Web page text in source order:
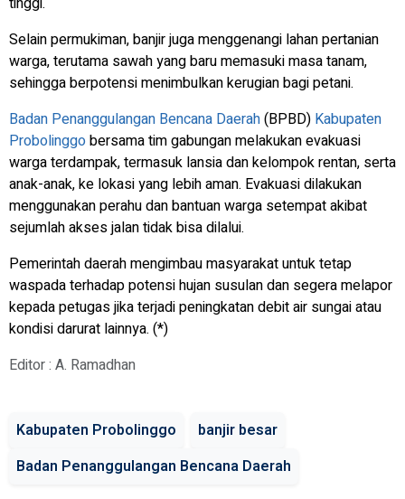
Selain permukiman, banjir juga menggenangi lahan pertanian
warga, terutama sawah yang baru memasuki masa tanam,
sehingga berpotensi menimbulkan kerugian bagi petani.
Badan Penanggulangan Bencana Daerah(BPBD) Kabupaten
Probolinggobersama tim gabungan melakukan evakuasi
warga terdampak, termasuk lansia dan kelompok rentan, serta
anak-anak, ke lokasi yang lebih aman. Evakuasi dilakukan
menggunakan perahu dan bantuan warga setempat akibat
sejumlah akses jalan tidak bisa dilalui.
Pemerintah daerah mengimbau masyarakat untuk tetap
waspada terhadap potensi hujan susulan dan segera melapor
kepada petugas jika terjadi peningkatan debit air sungai atau
kondisi darurat lainnya. (*)
Editor : A. Ramadhan
Kabupaten Probolinggo
banjir besar
Badan Penanggulangan Bencana Daerah